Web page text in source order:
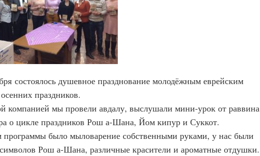
состоялось душевное празднование молодёжным еврейским
праздников.
компанией мы провели авдалу, выслушали мини-урок от раввина
о цикле праздников Рош а-Шана, Йом кипур и Суккот.
программы было мыловарение собственными руками, у нас были
Рош а-Шана, различные красители и ароматные отдушки.